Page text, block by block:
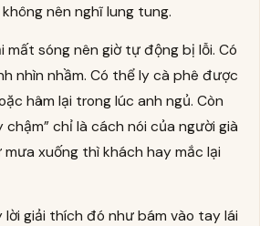
nên nghĩ lung tung.
mất sóng nên giờ tự động bị lỗi. Có
nhìn nhầm. Có thể ly cà phê được
hâm lại trong lúc anh ngủ. Còn
chậm” chỉ là cách nói của người già
mưa xuống thì khách hay mắc lại
lời giải thích đó như bám vào tay lái